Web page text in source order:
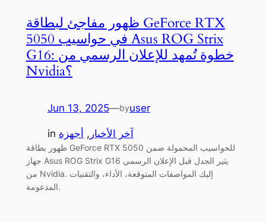
ظهور مفاجئ لبطاقة GeForce RTX
5050 في حواسيب Asus ROG Strix
G16: خطوة تُمهد للإعلان الرسمي من
Nvidia؟
Jun 13, 2025—byuser
in آخر الأخبار , أجهزة
ظهور بطاقة GeForce RTX 5050 للحواسيب المحمولة ضمن
جهاز Asus ROG Strix G16 يثير الجدل قبل الإعلان الرسمي
من Nvidia. إليك المواصفات المتوقعة، الأداء، والتقنيات
المدعومة.